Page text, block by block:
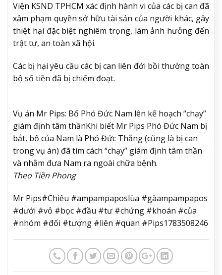
Viện KSND TPHCM xác định hành vi của các bị can đã
xâm phạm quyền sở hữu tài sản của người khác, gây
thiệt hại đặc biệt nghiêm trọng, làm ảnh hưởng đến
trật tự, an toàn xã hội.
Các bị hại yêu cầu các bị can liên đới bồi thường toàn
bộ số tiền đã bị chiếm đoạt.
Vụ án Mr Pips: Bố Phó Đức Nam lên kế hoạch “chạy”
giám định tâm thầnKhi biết Mr Pips Phó Đức Nam bị
bắt, bố của Nam là Phó Đức Thắng (cũng là bị can
trong vụ án) đã tìm cách “chạy” giám định tâm thần
và nhằm đưa Nam ra ngoài chữa bệnh.
Theo Tiền Phong
Mr Pips#Chiêu #ampampaposlùa #gàampampapos
#dưới #vỏ #bọc #đầu #tư #chứng #khoán #của
#nhóm #đối #tượng #liên #quan #Pips1783508246